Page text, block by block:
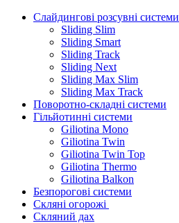
Слайдингові розсувні системи
Sliding Slim
Sliding Smart
Sliding Track
Sliding Next
Sliding Max Slim
Sliding Max Track
Поворотно-складні системи
Гільйотинні системи
Giliotina Mono
Giliotina Twin
Giliotina Twin Top
Giliotina Thermo
Giliotina Balkon
Безпорогові системи
Скляні огорожі
Скляний дах